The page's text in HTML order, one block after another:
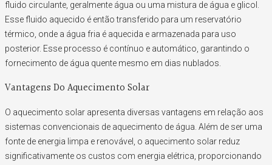
fluido circulante, geralmente água ou uma mistura de água e glicol.
Esse fluido aquecido é então transferido para um reservatório
térmico, onde a água fria é aquecida e armazenada para uso
posterior. Esse processo é contínuo e automático, garantindo o
fornecimento de água quente mesmo em dias nublados.
Vantagens Do Aquecimento Solar
O aquecimento solar apresenta diversas vantagens em relação aos
sistemas convencionais de aquecimento de água. Além de ser uma
fonte de energia limpa e renovável, o aquecimento solar reduz
significativamente os custos com energia elétrica, proporcionando